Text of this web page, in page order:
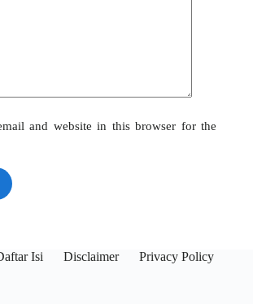
and website in this browser for the
Isi Disclaimer Privacy Policy